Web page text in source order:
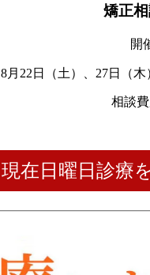
矯正
開
8月22日（土）、27日（木
相談
現在日曜日診療